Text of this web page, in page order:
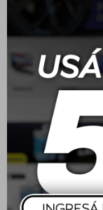
Enormemente
Fácil de aplicar
Proporciona
Ofrece mínima
Elimina
Sumamente
Resistente a la
Aplicación:
Apto para el